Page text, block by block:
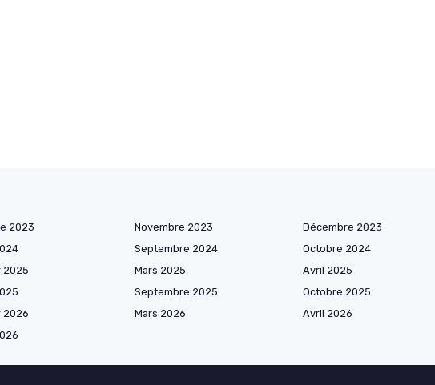
2023 Novembre 2023 Décembre 2023
Septembre 2024 Octobre 2024
2025 Mars 2025 Avril 2025
Septembre 2025 Octobre 2025
2026 Mars 2026 Avril 2026